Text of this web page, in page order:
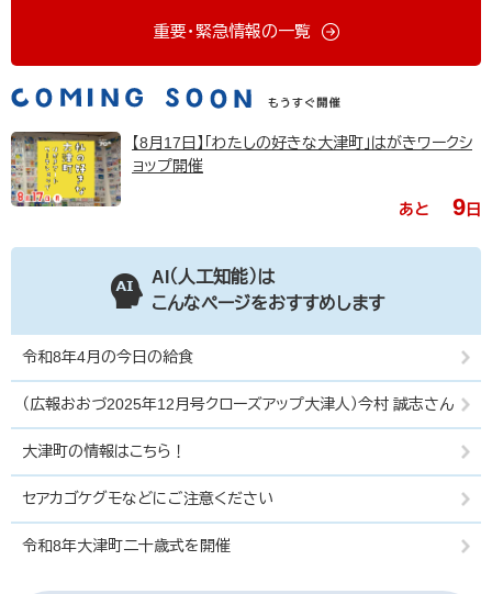
重要・緊急情報の一覧
【8月17日】「わたしの好きな大津町」はがきワークシ
ョップ開催
あと 9日
AI（人工知能）は
こんなページをおすすめします
令和8年4月の今日の給食
（広報おおづ2025年12月号クローズアップ大津人）今村 誠志さん
大津町の情報はこちら！
セアカゴケグモなどにご注意ください
令和8年大津町二十歳式を開催